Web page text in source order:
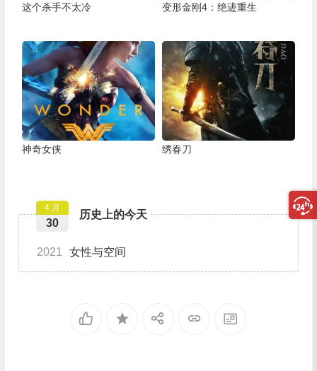
这个杀手不太冷 变形金刚4：绝迹重生
神奇女侠 绣春刀
历史上的今天
4 月
30
2021 女性与空间